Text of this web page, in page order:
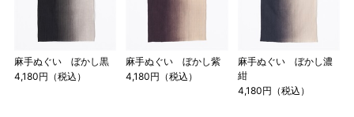
麻手ぬぐい ぼかし黒
4,180円（税込）
麻手ぬぐい ぼかし紫
4,180円（税込）
麻手ぬぐい ぼかし濃
紺
4,180円（税込）